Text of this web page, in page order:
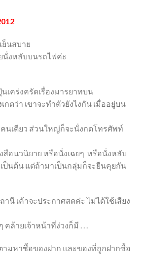
ย็นสบาย
นั่งหลับบนรถไฟค่ะ
เคร่งครัดเรื่องมารยาทบน
กตว่า เขาจะทำตัวยังไงกัน เมื่ออยู่บน
คนเดียว ส่วนใหญ่ก็จะนั่งกดโทรศัพท์
สือนวนิยาย หรือนั่งเฉยๆ หรือนั่งหลับ
ป็นต้น แต่ถ้ามาเป็นกลุ่มก็จะยืนคุยกัน
านี เค้าจะประกาศสดค่ะ ไม่ได้ใช้เสียง
คล้ายเจ้าหน้าที่ง่วงก็มี . . .
ตามหาซื้อของฝาก และของที่ถูกฝากซื้อ